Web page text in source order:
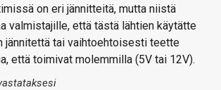
on eri jännitteitä, mutta niistä
valmistajille, että tästä lähtien käytätte
jännitettä tai vaihtoehtoisesti teette
että toimivat molemmilla (5V tai 12V).